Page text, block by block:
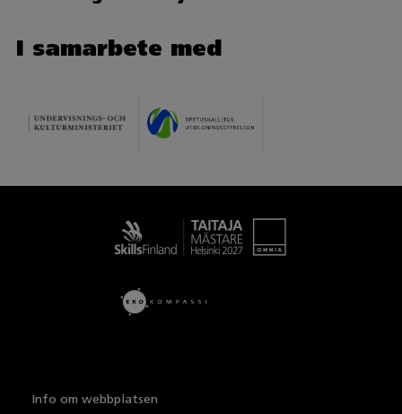
I samarbete med
Info om webbplatsen